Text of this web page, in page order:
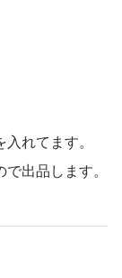
れてます。
出品します。
のような黄色を
感と甘みが特